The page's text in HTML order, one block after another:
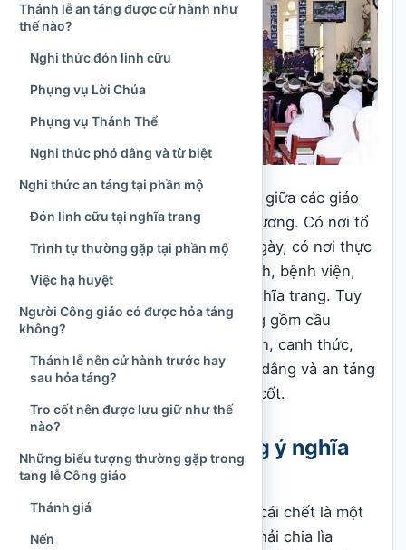
Trình tự cụ thể có thể khác nhau giữa các giáo
phận, giáo xứ, dòng tu và địa phương. Có nơi tổ
chức tang lễ trong hai hoặc ba ngày, có nơi thực
hiện gọn hơn vì điều kiện gia đình, bệnh viện,
giao thông hoặc quy định của nghĩa trang. Tuy
nhiên, những phần cốt lõi thường gồm cầu
nguyện lúc lâm chung, nhập quan, canh thức,
Thánh lễ an táng, nghi thức phó dâng và an táng
tại phần mộ hoặc nơi lưu giữ tro cốt.
Tang lễ Công giáo mang ý nghĩa
gì?
Trong cách nhìn của Công giáo, cái chết là một
thực tại đau buồn vì con người phải chia lìa
Thánh lễ an táng được cử hành như
thế nào?
Nghi thức đón linh cữu
Phụng vụ Lời Chúa
Phụng vụ Thánh Thể
Nghi thức phó dâng và từ biệt
Nghi thức an táng tại phần mộ
Đón linh cữu tại nghĩa trang
Trình tự thường gặp tại phần mộ
Việc hạ huyệt
Người Công giáo có được hỏa táng
không?
Thánh lễ nên cử hành trước hay
sau hỏa táng?
Tro cốt nên được lưu giữ như thế
nào?
Những biểu tượng thường gặp trong
tang lễ Công giáo
Thánh giá
Nến